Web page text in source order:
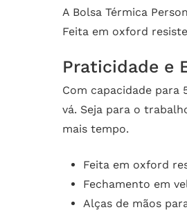
A Bolsa Térmica
Feita em oxford
Praticidade e
Com capacidade para
vá. Seja para o
mais tempo.
Feita em oxford
Fechamento em
Alças de mãos